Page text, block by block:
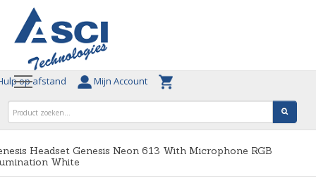
op afstand Mijn Account
Headset Genesis Neon 613 With Microphone RGB
White